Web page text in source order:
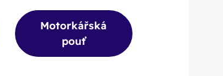
Motorkářská
pouť